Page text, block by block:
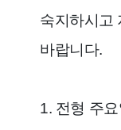
숙지하시고
바랍니다.
1. 전형 주요